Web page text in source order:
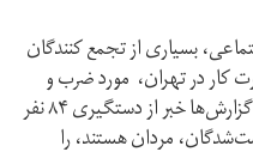
بسیاری از تجمع کنندگان
کار در تهران، مورد ضرب و
شتم قرار گرفته و یا دستگیر شدند. این گزارش‌ها خبر از دستگیری ۸۴ نفر
و ۲۵ نفر از بازداشت‌شدگان،‌ مردان هستند، را